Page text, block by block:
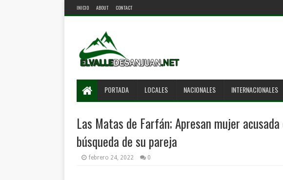
INICIO ABOUT CONTACT
PORTADA LOCALES NACIONALES INTERNACIONALES
Las Matas de Farfán; Apresan mujer
búsqueda de su pareja
febrero 24, 2022 0